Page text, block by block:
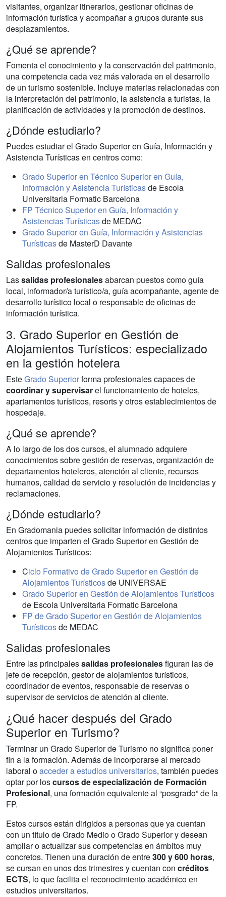
visitantes, organizar itinerarios, gestionar oficinas de
información turística y acompañar a grupos durante sus
desplazamientos.
¿Qué se aprende?
Fomenta el conocimiento y la conservación del patrimonio,
una competencia cada vez más valorada en el desarrollo
de un turismo sostenible. Incluye materias relacionadas con
la interpretación del patrimonio, la asistencia a turistas, la
planificación de actividades y la promoción de destinos.
¿Dónde estudiarlo?
Puedes estudiar el Grado Superior en Guía, Información y
Asistencia Turísticas en centros como:
Grado Superior en Técnico Superior en Guía,
Información y Asistencia Turísticasde Escola
Universitaria Formatic Barcelona
FP Técnico Superior en Guía, Información y
Asistencias Turísticasde MEDAC
Grado Superior en Guía, Información y Asistencias
Turísticasde MasterD Davante
Salidas profesionales
Lassalidas profesionalesabarcan puestos como guía
local, informador/a turístico/a, guía acompañante, agente de
desarrollo turístico local o responsable de oficinas de
información turística.
3. Grado Superior en Gestión de
Alojamientos Turísticos: especializado
en la gestión hotelera
EsteGrado Superiorforma profesionales capaces de
coordinar y supervisarel funcionamiento de hoteles,
apartamentos turísticos, resorts y otros establecimientos de
hospedaje.
¿Qué se aprende?
A lo largo de los dos cursos, el alumnado adquiere
conocimientos sobre gestión de reservas, organización de
departamentos hoteleros, atención al cliente, recursos
humanos, calidad de servicio y resolución de incidencias y
reclamaciones.
¿Dónde estudiarlo?
En Gradomania puedes solicitar información de distintos
centros que imparten el Grado Superior en Gestión de
Alojamientos Turísticos:
Ciclo Formativo de Grado Superior en Gestión de
Alojamientos Turísticosde UNIVERSAE
Grado Superior en Gestión de Alojamientos Turísticos
de Escola Universitaria Formatic Barcelona
FP de Grado Superior en Gestión de Alojamientos
Turísticosde MEDAC
Salidas profesionales
Entre las principalessalidas profesionalesfiguran las de
jefe de recepción, gestor de alojamientos turísticos,
coordinador de eventos, responsable de reservas o
supervisor de servicios de atención al cliente.
¿Qué hacer después del Grado
Superior en Turismo?
Terminar un Grado Superior de Turismo no significa poner
fin a la formación. Además de incorporarse al mercado
laboral oacceder a estudios universitarios, también puedes
optar por loscursos de especialización de Formación
Profesional, una formación equivalente al “posgrado” de la
FP.
Estos cursos están dirigidos a personas que ya cuentan
con un título de Grado Medio o Grado Superior y desean
ampliar o actualizar sus competencias en ámbitos muy
concretos. Tienen una duración de entre300 y 600 horas,
se cursan en unos dos trimestres y cuentan con créditos
ECTS, lo que facilita el reconocimiento académico en
estudios universitarios.